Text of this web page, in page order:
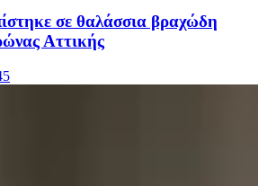
σε θαλάσσια βραχώδη
Αττικής